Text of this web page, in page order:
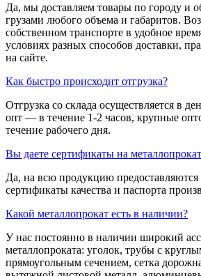
Да, мы доставляем товары по городу и
грузами любого объема и габаритов.
собственном транспорте в удобное
условиях разных способов доставки,
на сайте.
Как быстро происходит отгрузка?
Отгрузка со склада осуществляется в
опт — в течение 1-2 часов, крупные
течение рабочего дня.
Вы даете сертификаты на
Да, на всю продукцию предоставляются
сертификаты качества и паспорта
Какой металлопрокат есть в наличии?
У нас постоянно в наличии широкий
металлопроката: уголок, трубы с
прямоугольным сечением, сетка